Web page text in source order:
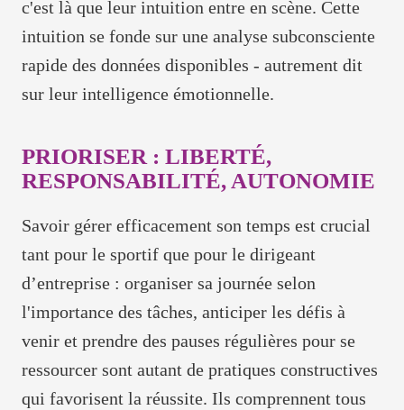
c'est là que leur intuition entre en scène. Cette
intuition se fonde sur une analyse subconsciente
rapide des données disponibles - autrement dit
sur leur intelligence émotionnelle.
PRIORISER : LIBERTÉ,
RESPONSABILITÉ, AUTONOMIE
Savoir gérer efficacement son temps est crucial
tant pour le sportif que pour le dirigeant
d’entreprise : organiser sa journée selon
l'importance des tâches, anticiper les défis à
venir et prendre des pauses régulières pour se
ressourcer sont autant de pratiques constructives
qui favorisent la réussite. Ils comprennent tous